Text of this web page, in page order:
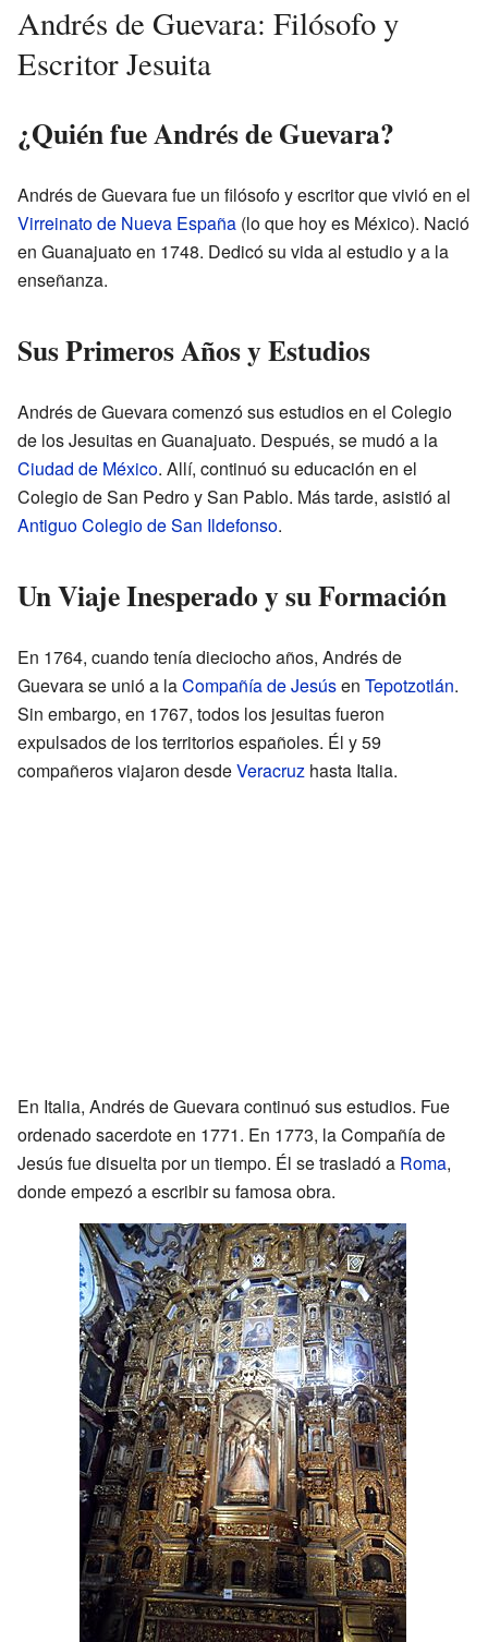
Andrés de Guevara: Filósofo y
Escritor Jesuita
¿Quién fue Andrés de Guevara?
Andrés de Guevara fue un filósofo y escritor que vivió en el
Virreinato de Nueva España (lo que hoy es México). Nació
en Guanajuato en 1748. Dedicó su vida al estudio y a la
enseñanza.
Sus Primeros Años y Estudios
Andrés de Guevara comenzó sus estudios en el Colegio
de los Jesuitas en Guanajuato. Después, se mudó a la
Ciudad de México. Allí, continuó su educación en el
Colegio de San Pedro y San Pablo. Más tarde, asistió al
Antiguo Colegio de San Ildefonso.
Un Viaje Inesperado y su Formación
En 1764, cuando tenía dieciocho años, Andrés de
Guevara se unió a laCompañía de Jesúsen Tepotzotlán.
Sin embargo, en 1767, todos los jesuitas fueron
expulsados de los territorios españoles. Él y 59
compañeros viajaron desdeVeracruz hasta Italia.
En Italia, Andrés de Guevara continuó sus estudios. Fue
ordenado sacerdote en 1771. En 1773, la Compañía de
Jesús fue disuelta por un tiempo. Él se trasladó a Roma,
donde empezó a escribir su famosa obra.